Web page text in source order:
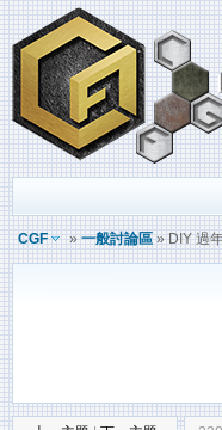
CGF »一般討論區» DIY 過